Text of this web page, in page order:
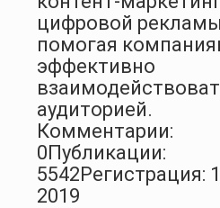
цифровой рекламы
помогая
эффективно
аудиторией.
Комментарии:
0Публикации:
5542Регистрация:
2019